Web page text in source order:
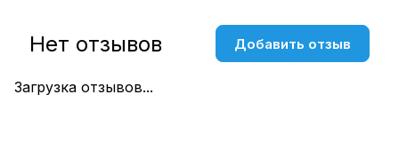
Загрузка отзывов...
Нет отзывов Добавить отзыв